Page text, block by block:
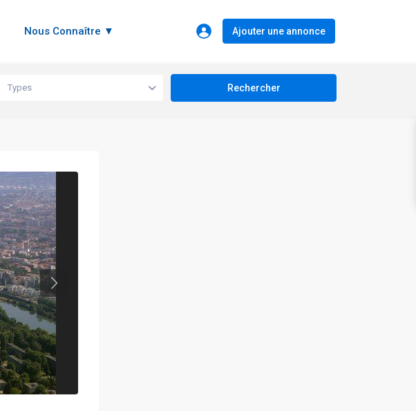
Nous Connaître ▼ Ajouter une annonce
Types